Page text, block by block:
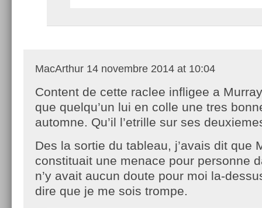
MacArthur 14 novembre 2014 at 10:04
Content de cette raclee infligee a
que quelqu’un lui en colle une tres
automne. Qu’il l’etrille sur ses
Des la sortie du tableau, j’avais dit que
constituait une menace pour personne
n’y avait aucun doute pour moi la-
dire que je me sois trompe.